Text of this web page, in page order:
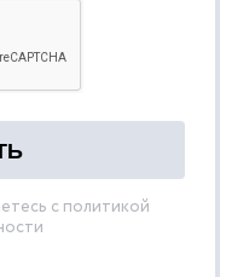
с политикой